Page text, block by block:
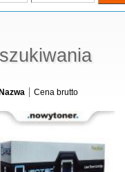
Nazwa Cena brutto